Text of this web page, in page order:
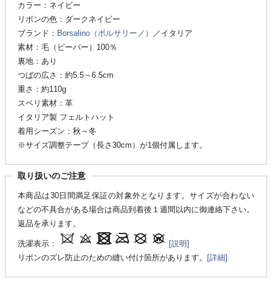
カラー：ネイビー
リボンの色：ダークネイビー
ブランド： Borsalino（ボルサリーノ）
／イタリア
素材：毛（ビーバー）100％
裏地：あり
つばの広さ：約5.5～6.5cm
重さ：約110g
スベリ素材：革
イタリア製 フェルトハット
着用シーズン：秋～冬
※サイズ調整テープ（長さ30cm）が1個付属します。
取り扱いのご注意
本商品は30日間満足保証の対象外となります。サイズが合わない
などの不具合がある場合は商品到着後１週間以内に御連絡下さい。
返品を承ります。
洗濯表示：
[説明]
リボンのズレ防止のための縫い付け箇所があります。 [詳細]